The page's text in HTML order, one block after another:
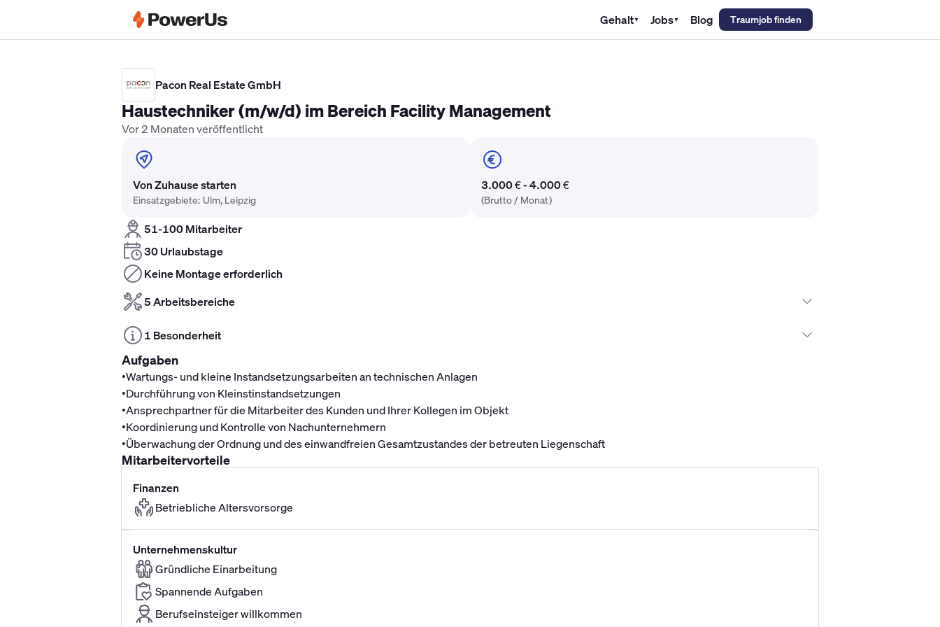
Gehalt▼ Jobs▼ Blog Traumjob finden
Pacon Real Estate GmbH
Haustechniker (m/w/d) im Bereich Facility Management
Vor 2 Monaten veröffentlicht
Von Zuhause starten
Einsatzgebiete: Ulm, Leipzig
3.000 € - 4.000 €
(Brutto / Monat)
51-100 Mitarbeiter
30 Urlaubstage
Keine Montage erforderlich
5 Arbeitsbereiche
1 Besonderheit
Aufgaben
•Wartungs- und kleine Instandsetzungsarbeiten an technischen Anlagen
•Durchführung von Kleinstinstandsetzungen
•Ansprechpartner für die Mitarbeiter des Kunden und Ihrer Kollegen im Objekt
•Koordinierung und Kontrolle von Nachunternehmern
•Überwachung der Ordnung und des einwandfreien Gesamtzustandes der betreuten Liegenschaft
Mitarbeitervorteile
Finanzen
Betriebliche Altersvorsorge
Unternehmenskultur
Gründliche Einarbeitung
Spannende Aufgaben
Berufseinsteiger willkommen